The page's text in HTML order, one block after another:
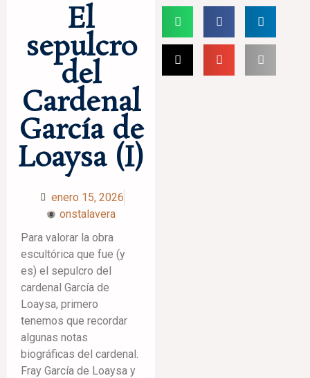
El
sepulcro
del
Cardenal
García de
Loaysa (I)
enero 15, 2026
onstalavera
Para valorar la obra
escultórica que fue (y
es) el sepulcro del
cardenal García de
Loaysa, primero
tenemos que recordar
algunas notas
biográficas del cardenal.
Fray García de Loaysa y